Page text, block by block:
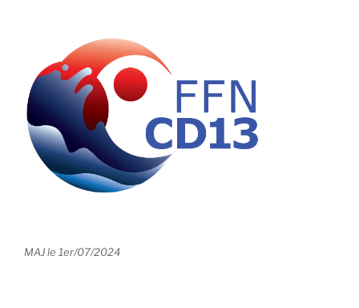
MAJ le 1er/07/2024